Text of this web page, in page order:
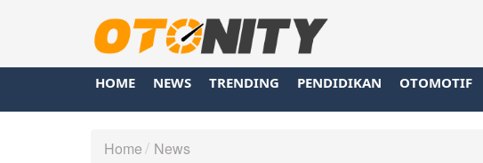
HOME NEWS TRENDING PENDIDIKAN OTOMOTIF
Home News